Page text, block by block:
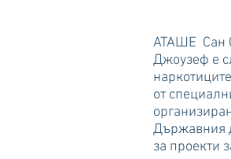
АТАШЕ Сан
Джоузеф е
от
Държавния
за проекти